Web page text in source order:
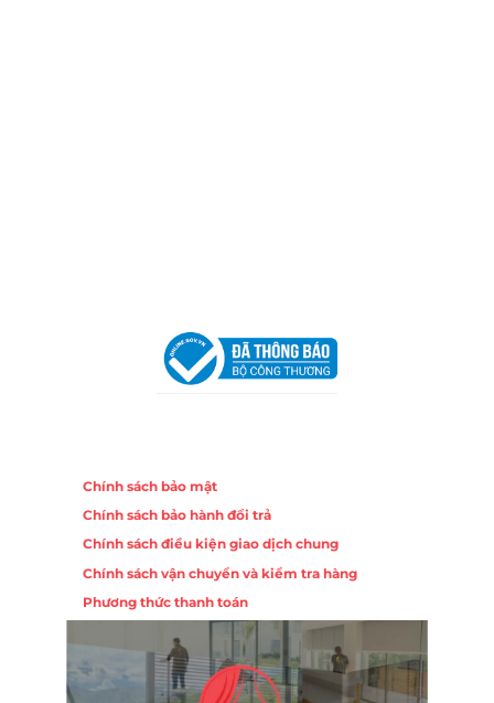
Chính sách bảo mật
Chính sách bảo hành đổi trả
Chính sách điều kiện giao dịch chung
Chính sách vận chuyển và kiểm tra hàng
Phương thức thanh toán